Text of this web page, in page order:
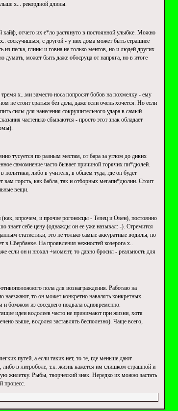
х... рекордной длины.
кайф, отчего их е*ло растянуто в постоянной улыбке. Можно
соскучишься, с другой - у них дома может быть страшнее
песка, глины и говна не только ментов, но и людей других
думать, может быть даже обосруца от напряга, но в итоге
х...ми заместо носа попросят бобов на похмелку - ему
не стоит сраться без дела, даже если очень хочется. Но если
силы для нанесения сокрушительного удара в самый
частенько сбываются - просто этот знак обладает
тусуется по разным местам, от бара за углом до диких
самомнение часто бывает причиной горячих пи*дюлей.
политики, либо в учителя, в общем туда, где он будет
вам горсть, как бабла, так и отборных мегапи*дюлин. Стоит
вещи.
впрочем, и прочие рогоносцы - Телец и Овен), постоянно
знает себе цену (однажды он ее уже называл: -). Стремится
статистики, это не только самые аккуратные водилы, но
в Сбербанке. На проявления нежностей козерога х..
если он и нюхал +момент, то давно бросил - реальность для
пола для вознаграждения. Работаю на
наезжают, то он может конкретно навалять конкретных
и бомжом из соседнего подвала одновременно.
идеи водолеев часто не принимают при жизни, хотя
выше, водолея заставлять бесполезно). Чаще всего,
путей, а если таких нет, то те, где меньше дают
в литроболе, т.к. жизнь кажется им слишком страшной и
жилетку. Рыбы, творческий знак. Нередко их можно застать
процесс.